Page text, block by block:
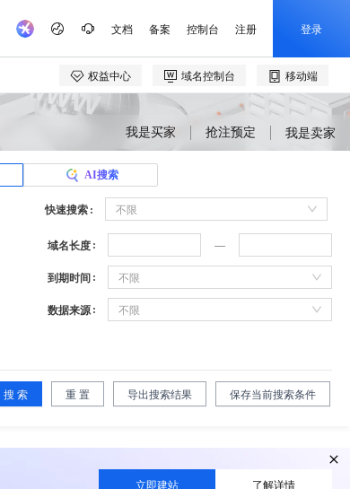
我是买家 抢注预定 我是卖家
AI搜索
快速搜索 不限
域名长度
到期时间 不限
数据来源 不限
搜 索 重 置 导出搜索结果 保存当前搜索条件
立即建站 了解详情